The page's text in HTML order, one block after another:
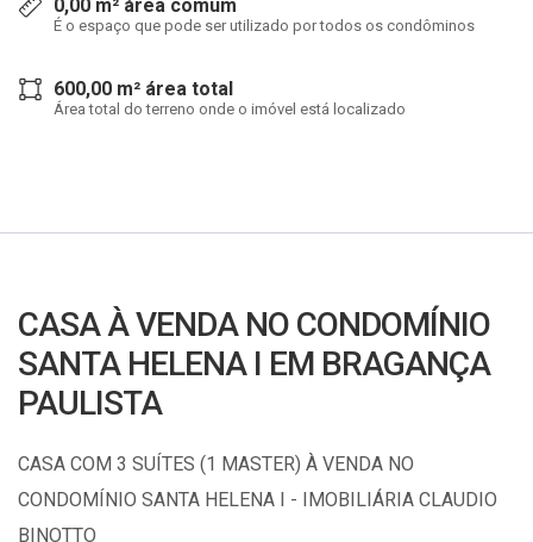
0,00 m² área comum
É o espaço que pode ser utilizado por todos os condôminos
600,00 m² área total
Área total do terreno onde o imóvel está localizado
CASA À VENDA NO CONDOMÍNIO
SANTA HELENA I EM BRAGANÇA
PAULISTA
CASA COM 3 SUÍTES (1 MASTER) À VENDA NO
CONDOMÍNIO SANTA HELENA I - IMOBILIÁRIA CLAUDIO
BINOTTO